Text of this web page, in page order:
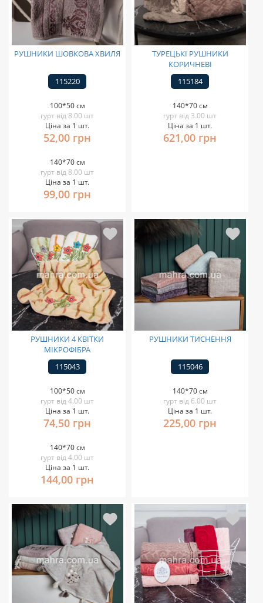
РУШНИКИ ШОВКОВА ХВИЛЯ
115220
100*50 см
гурт від 8.00 шт
Ціна за 1 шт.
52,00 грн
140*70 см
гурт від 8.00 шт
Ціна за 1 шт.
99,00 грн
ТУРЕЦЬКІ РУШНИКИ
КОРИЧНЕВІ
115184
140*70 см
гурт від 3.00 шт
Ціна за 1 шт.
621,00 грн
РУШНИКИ 4 КВІТКИ
МІКРОФІБРА
115043
100*50 см
гурт від 4.00 шт
Ціна за 1 шт.
74,50 грн
140*70 см
гурт від 4.00 шт
Ціна за 1 шт.
144,00 грн
РУШНИКИ ТИСНЕННЯ
115046
140*70 см
гурт від 6.00 шт
Ціна за 1 шт.
225,00 грн